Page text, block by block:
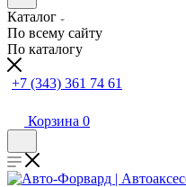
Каталог
По всему сайту
По каталогу
+7 (343) 361 74 61
Корзина 0